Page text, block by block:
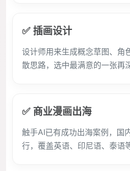
✅ 插画设计
设计师用来生成概念草图、角
散思路，选中最满意的一张再
✅ 商业漫画出海
触手AI已有成功出海案例，国
行，覆盖英语、印尼语、泰语